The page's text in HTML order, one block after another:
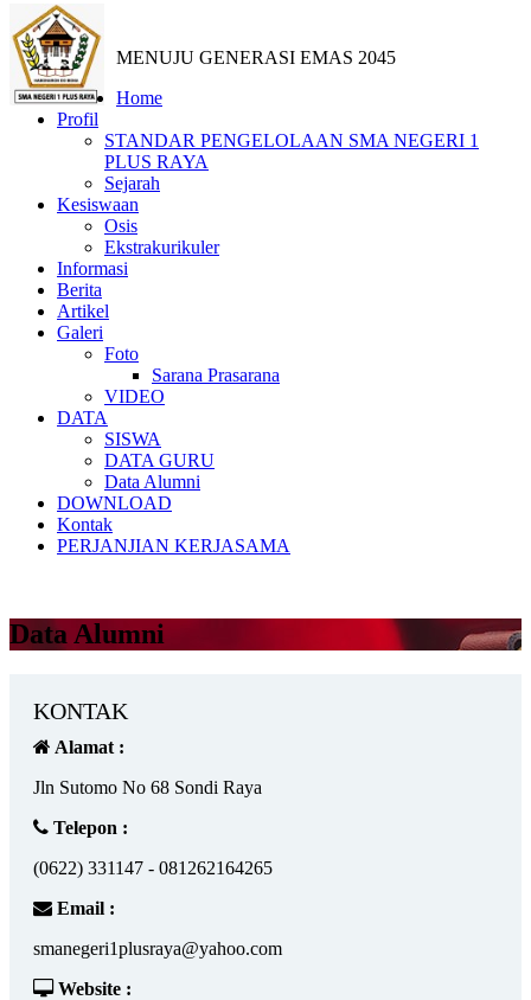
MENUJU GENERASI EMAS 2045
Home
Profil
STANDAR PENGELOLAAN SMA NEGERI 1
PLUS RAYA
Sejarah
Kesiswaan
Osis
Ekstrakurikuler
Informasi
Berita
Artikel
Galeri
Foto
Sarana Prasarana
VIDEO
DATA
SISWA
DATA GURU
Data Alumni
DOWNLOAD
Kontak
PERJANJIAN KERJASAMA
Data Alumni
KONTAK
Alamat :
Jln Sutomo No 68 Sondi Raya
Telepon :
(0622) 331147 - 081262164265
Email :
smanegeri1plusraya@yahoo.com
Website :